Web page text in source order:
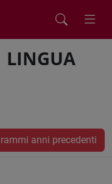
LINGUA
anni precedenti